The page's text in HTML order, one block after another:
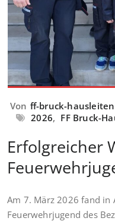
Von ff-bruck-hausleiten
2026, FF Bruck-
Erfolgreicher
Am 7. März 2026 fand in
Feuerwehrjugend des